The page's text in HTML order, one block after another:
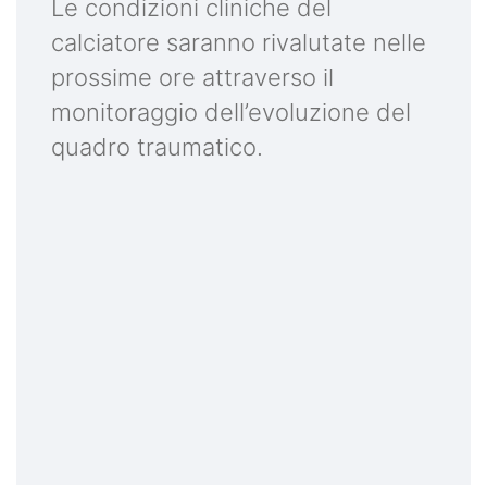
Le condizioni cliniche del
calciatore saranno rivalutate nelle
prossime ore attraverso il
monitoraggio dell’evoluzione del
quadro traumatico.